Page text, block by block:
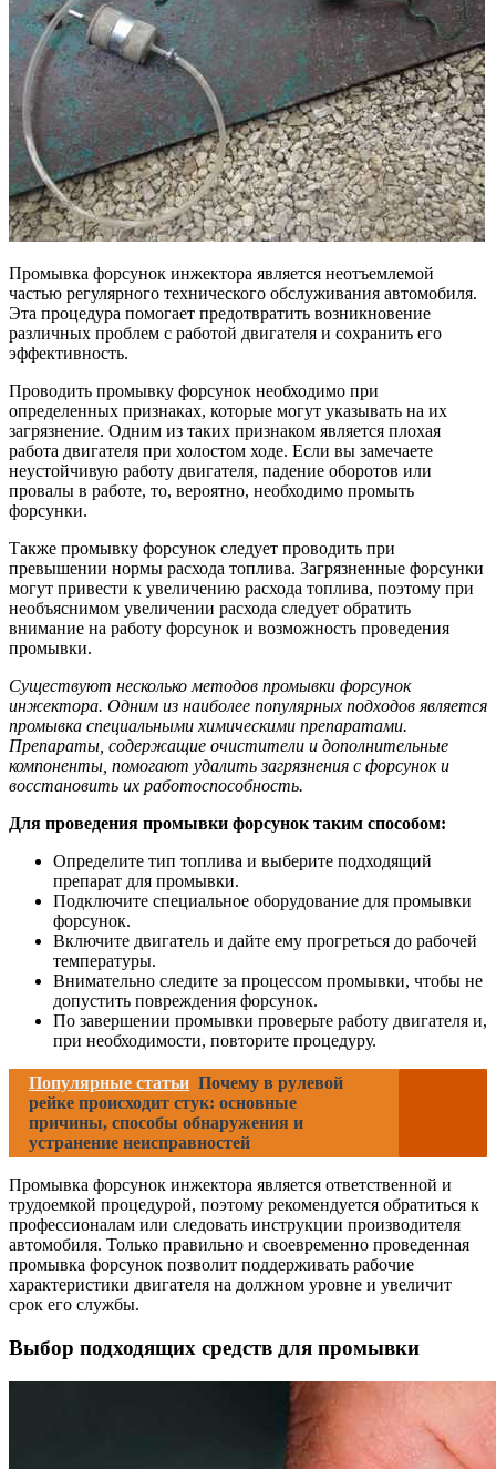
Промывка форсунок инжектора является неотъемлемой
частью регулярного технического обслуживания автомобиля.
Эта процедура помогает предотвратить возникновение
различных проблем с работой двигателя и сохранить его
эффективность.
Проводить промывку форсунок необходимо при
определенных признаках, которые могут указывать на их
загрязнение. Одним из таких признаком является плохая
работа двигателя при холостом ходе. Если вы замечаете
неустойчивую работу двигателя, падение оборотов или
провалы в работе, то, вероятно, необходимо промыть
форсунки.
Также промывку форсунок следует проводить при
превышении нормы расхода топлива. Загрязненные форсунки
могут привести к увеличению расхода топлива, поэтому при
необъяснимом увеличении расхода следует обратить
внимание на работу форсунок и возможность проведения
промывки.
Существуют несколько методов промывки форсунок
инжектора. Одним из наиболее популярных подходов является
промывка специальными химическими препаратами.
Препараты, содержащие очистители и дополнительные
компоненты, помогают удалить загрязнения с форсунок и
восстановить их работоспособность.
Для проведения промывки форсунок таким способом:
Определите тип топлива и выберите подходящий
препарат для промывки.
Подключите специальное оборудование для промывки
форсунок.
Включите двигатель и дайте ему прогреться до рабочей
температуры.
Внимательно следите за процессом промывки, чтобы не
допустить повреждения форсунок.
По завершении промывки проверьте работу двигателя и,
при необходимости, повторите процедуру.
Популярные статьи Почему в рулевой
рейке происходит стук: основные
причины, способы обнаружения и
устранение неисправностей
Промывка форсунок инжектора является ответственной и
трудоемкой процедурой, поэтому рекомендуется обратиться к
профессионалам или следовать инструкции производителя
автомобиля. Только правильно и своевременно проведенная
промывка форсунок позволит поддерживать рабочие
характеристики двигателя на должном уровне и увеличит
срок его службы.
Выбор подходящих средств для промывки